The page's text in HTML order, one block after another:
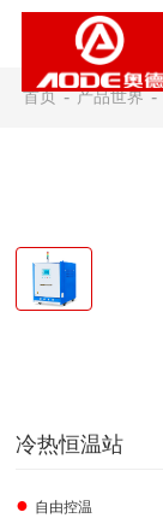
首页 - 产品世界 -
冷热恒温站
● 自由控温